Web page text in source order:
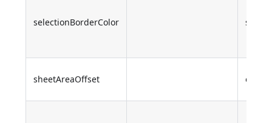
selectionBorderColor string
sheetAreaOffset object